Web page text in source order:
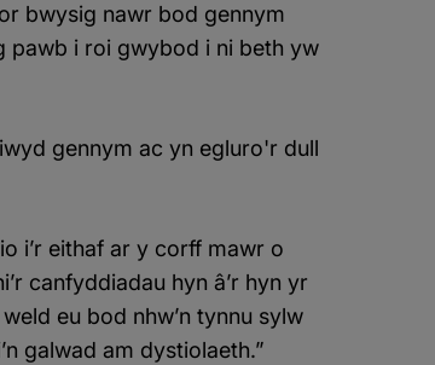
bwysig nawr bod gennym
pawb i roi gwybod i ni beth yw
gennym ac yn egluro'r dull
i’r eithaf ar y corff mawr o
canfyddiadau hyn â’r hyn yr
eu bod nhw’n tynnu sylw
galwad am dystiolaeth.”